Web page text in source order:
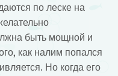
по леске на
быть мощной и
как налим попался
Но когда его